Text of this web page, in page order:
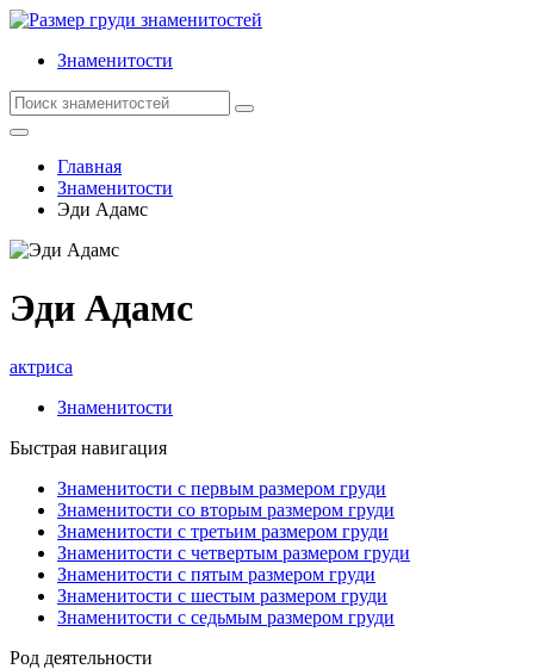
Знаменитости
Главная
Знаменитости
Эди Адамс
Эди Адамс
актриса
Знаменитости
Быстрая навигация
Знаменитости с первым размером груди
Знаменитости со вторым размером груди
Знаменитости с третьим размером груди
Знаменитости с четвертым размером груди
Знаменитости с пятым размером груди
Знаменитости с шестым размером груди
Знаменитости с седьмым размером груди
Род деятельности